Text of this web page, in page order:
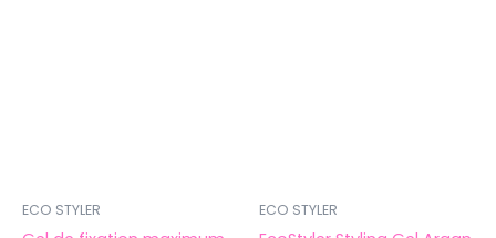
ECO STYLER ECO STYLER